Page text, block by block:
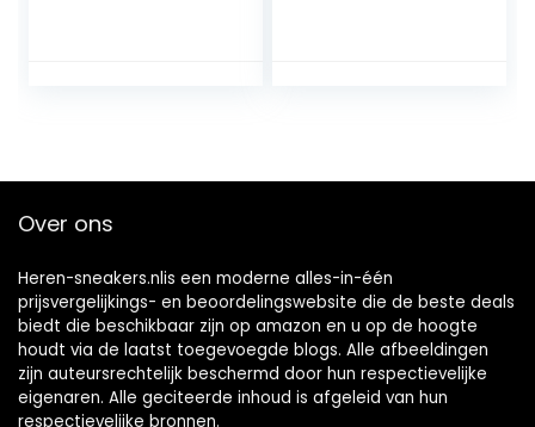
Over ons
Heren-sneakers.nlis een moderne alles-in-één
prijsvergelijkings- en beoordelingswebsite die de beste deals
biedt die beschikbaar zijn op amazon en u op de hoogte
houdt via de laatst toegevoegde blogs. Alle afbeeldingen
zijn auteursrechtelijk beschermd door hun respectievelijke
eigenaren. Alle geciteerde inhoud is afgeleid van hun
respectievelijke bronnen.